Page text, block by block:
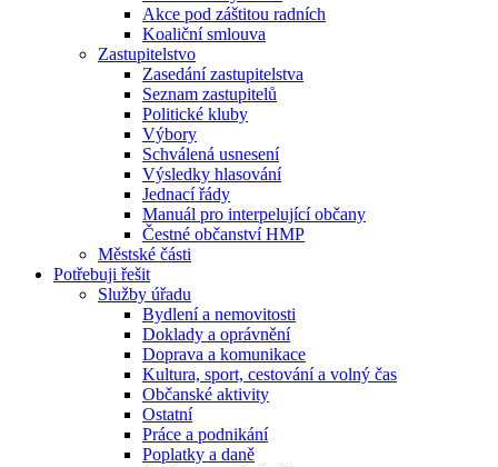
Akce pod záštitou radních
Koaliční smlouva
Zastupitelstvo
Zasedání zastupitelstva
Seznam zastupitelů
Politické kluby
Výbory
Schválená usnesení
Výsledky hlasování
Jednací řády
Manuál pro interpelující občany
Čestné občanství HMP
Městské části
Potřebuji řešit
Služby úřadu
Bydlení a nemovitosti
Doklady a oprávnění
Doprava a komunikace
Kultura, sport, cestování a volný čas
Občanské aktivity
Ostatní
Práce a podnikání
Poplatky a daně